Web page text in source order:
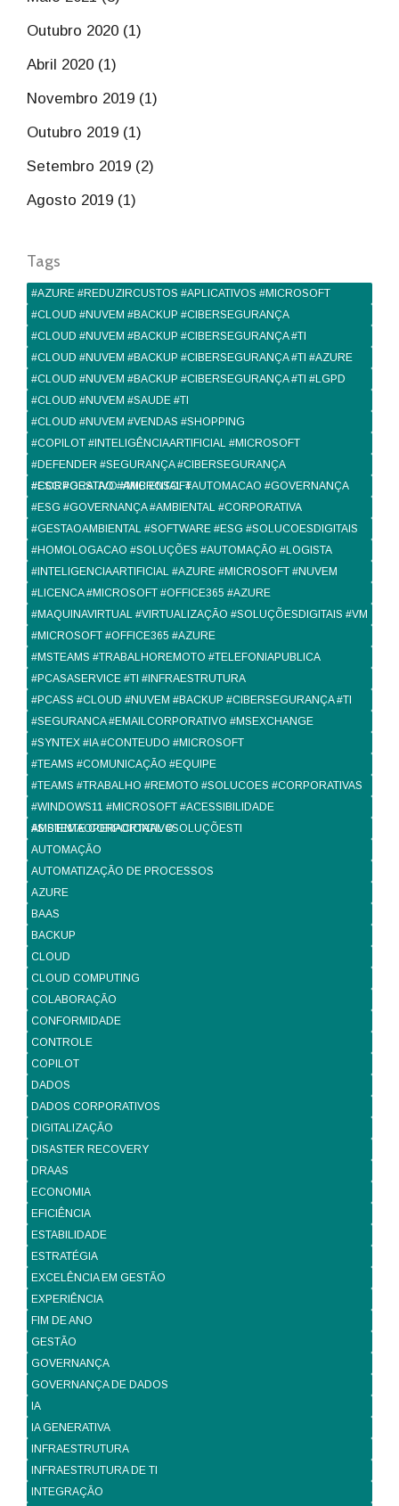
Outubro 2020 (1)
Abril 2020 (1)
Novembro 2019 (1)
Outubro 2019 (1)
Setembro 2019 (2)
Agosto 2019 (1)
Tags
#AZURE #REDUZIRCUSTOS #APLICATIVOS #MICROSOFT
#CLOUD #NUVEM #BACKUP #CIBERSEGURANÇA
#CLOUD #NUVEM #BACKUP #CIBERSEGURANÇA #TI
#CLOUD #NUVEM #BACKUP #CIBERSEGURANÇA #TI #AZURE
#CLOUD #NUVEM #BACKUP #CIBERSEGURANÇA #TI #LGPD
#CLOUD #NUVEM #SAUDE #TI
#CLOUD #NUVEM #VENDAS #SHOPPING
#COPILOT #INTELIGÊNCIAARTIFICIAL #MICROSOFT
#DEFENDER #SEGURANÇA #CIBERSEGURANÇA
#CORPORATIVO #MICROSOFT
#ESG #GESTAO #AMBIENTAL #AUTOMACAO #GOVERNANÇA
#ESG #GOVERNANÇA #AMBIENTAL #CORPORATIVA
#GESTAOAMBIENTAL #SOFTWARE #ESG #SOLUCOESDIGITAIS
#HOMOLOGACAO #SOLUÇÕES #AUTOMAÇÃO #LOGISTA
#INTELIGENCIAARTIFICIAL #AZURE #MICROSOFT #NUVEM
#LICENCA #MICROSOFT #OFFICE365 #AZURE
#MAQUINAVIRTUAL #VIRTUALIZAÇÃO #SOLUÇÕESDIGITAIS #VM
#MICROSOFT #OFFICE365 #AZURE
#MSTEAMS #TRABALHOREMOTO #TELEFONIAPUBLICA
#PCASASERVICE #TI #INFRAESTRUTURA
#PCASS #CLOUD #NUVEM #BACKUP #CIBERSEGURANÇA #TI
#SEGURANCA #EMAILCORPORATIVO #MSEXCHANGE
#SYNTEX #IA #CONTEUDO #MICROSOFT
#TEAMS #COMUNICAÇÃO #EQUIPE
#TEAMS #TRABALHO #REMOTO #SOLUCOES #CORPORATIVAS
#WINDOWS11 #MICROSOFT #ACESSIBILIDADE
#SISTEMAOPERACIONAL #SOLUÇÕESTI
AMBIENTE CORPORTATIVO
AUTOMAÇÃO
AUTOMATIZAÇÃO DE PROCESSOS
AZURE
BAAS
BACKUP
CLOUD
CLOUD COMPUTING
COLABORAÇÃO
CONFORMIDADE
CONTROLE
COPILOT
DADOS
DADOS CORPORATIVOS
DIGITALIZAÇÃO
DISASTER RECOVERY
DRAAS
ECONOMIA
EFICIÊNCIA
ESTABILIDADE
ESTRATÉGIA
EXCELÊNCIA EM GESTÃO
EXPERIÊNCIA
FIM DE ANO
GESTÃO
GOVERNANÇA
GOVERNANÇA DE DADOS
IA
IA GENERATIVA
INFRAESTRUTURA
INFRAESTRUTURA DE TI
INTEGRAÇÃO